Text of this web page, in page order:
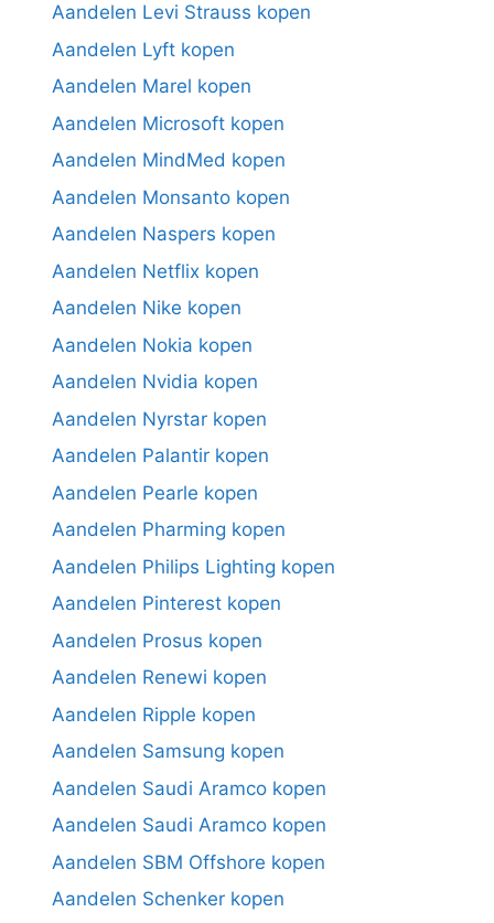
Aandelen Levi Strauss kopen
Aandelen Lyft kopen
Aandelen Marel kopen
Aandelen Microsoft kopen
Aandelen MindMed kopen
Aandelen Monsanto kopen
Aandelen Naspers kopen
Aandelen Netflix kopen
Aandelen Nike kopen
Aandelen Nokia kopen
Aandelen Nvidia kopen
Aandelen Nyrstar kopen
Aandelen Palantir kopen
Aandelen Pearle kopen
Aandelen Pharming kopen
Aandelen Philips Lighting kopen
Aandelen Pinterest kopen
Aandelen Prosus kopen
Aandelen Renewi kopen
Aandelen Ripple kopen
Aandelen Samsung kopen
Aandelen Saudi Aramco kopen
Aandelen Saudi Aramco kopen
Aandelen SBM Offshore kopen
Aandelen Schenker kopen